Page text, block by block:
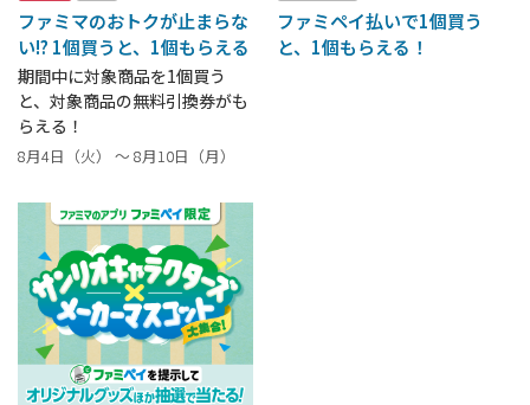
ファミマのおトクが止まらな
い!? 1個買うと、1個もらえる
期間中に対象商品を1個買う
と、対象商品の無料引換券がも
らえる！
8月4日（火） ～ 8月10日（月）
ファミペイ払いで1個買う
と、1個もらえる！